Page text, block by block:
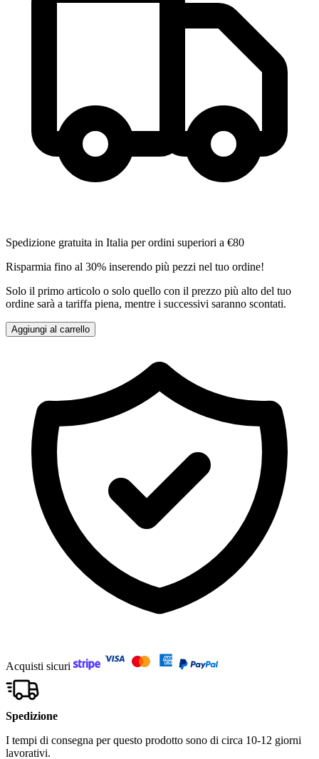
Spedizione gratuita in Italia per ordini superiori a €80
Risparmia fino al 30% inserendo più pezzi nel tuo ordine!
Solo il primo articolo o solo quello con il prezzo più alto del tuo
ordine sarà a tariffa piena, mentre i successivi saranno scontati.
Aggiungi al carrello
Acquisti sicuri
Spedizione
I tempi di consegna per questo prodotto sono di circa 10-12 giorni
lavorativi.